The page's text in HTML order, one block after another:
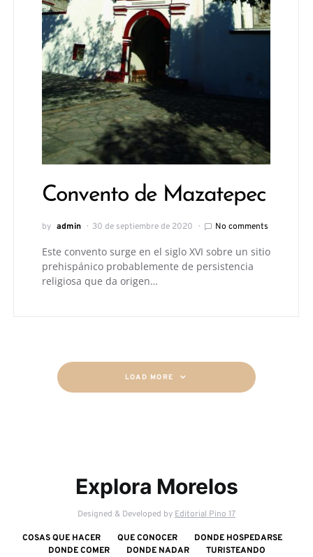
Convento de Mazatepec
by admin 30 de septiembre de 2020 No comments
Este convento surge en el siglo XVI sobre un sitio
prehispánico probablemente de persistencia
religiosa que da origen…
LOAD MORE
Explora Morelos
Designed & Developed by Editorial Pino 17
COSAS QUE HACER QUE CONOCER
DONDE HOSPEDARSE
DONDE COMER
DONDE NADAR TURISTEANDO